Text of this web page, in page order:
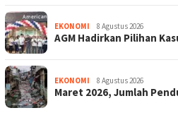
EKONOMI 8 Agustus 2026
AGM Hadirkan Pilihan
EKONOMI 8 Agustus 2026
Maret 2026, Jumlah